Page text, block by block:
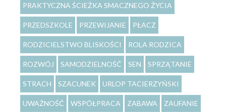
PRAKTYCZNA ŚCIEŻKA SMACZNEGO ŻYCIA
PRZEDSZKOLE PRZEWIJANIE PŁACZ
RODZICIELSTWO BLISKOŚCI ROLA RODZICA
ROZWÓJ SAMODZIELNOŚĆ SEN SPRZĄTANIE
STRACH SZACUNEK URLOP TACIERZYŃSKI
UWAŻNOŚĆ WSPÓŁPRACA ZABAWA ZAUFANIE